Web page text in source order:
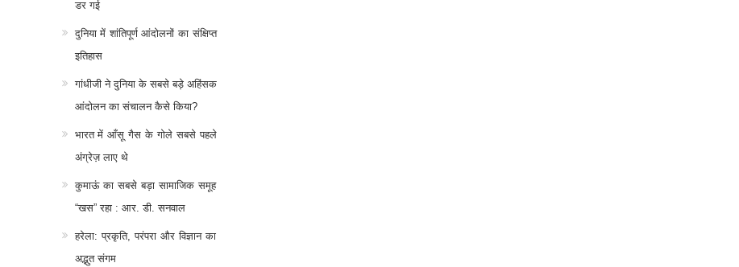
डर गई
दुनिया में शांतिपूर्ण आंदोलनों का संक्षिप्त
इतिहास
गांधीजी ने दुनिया के सबसे बड़े अहिंसक
आंदोलन का संचालन कैसे किया?
भारत में आँसू गैस के गोले सबसे पहले
अंग्रेज़ लाए थे
कुमाऊं का सबसे बड़ा सामाजिक समूह
“खस” रहा : आर. डी. सनवाल
हरेला: प्रकृति, परंपरा और विज्ञान का
अद्भुत संगम